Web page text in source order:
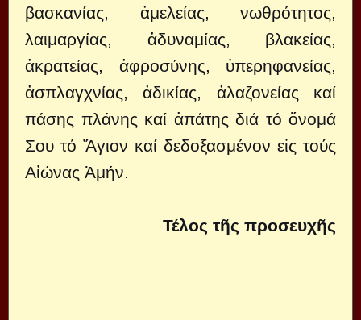
βασκανίας, ἀμελείας, νωθρότητος,
λαιμαργίας, ἀδυναμίας, βλακείας,
ἀκρατείας, ἀφροσύνης, ὑπερηφανείας,
ἀσπλαγχνίας, ἀδικίας, ἀλαζονείας καί
πάσης πλάνης καί ἀπάτης διά τό ὄνομά
Σου τό Ἅγιον καί δεδοξασμένον εἰς τούς
Αἰώνας Ἀμήν.
Τέλος τῆς προσευχῆς